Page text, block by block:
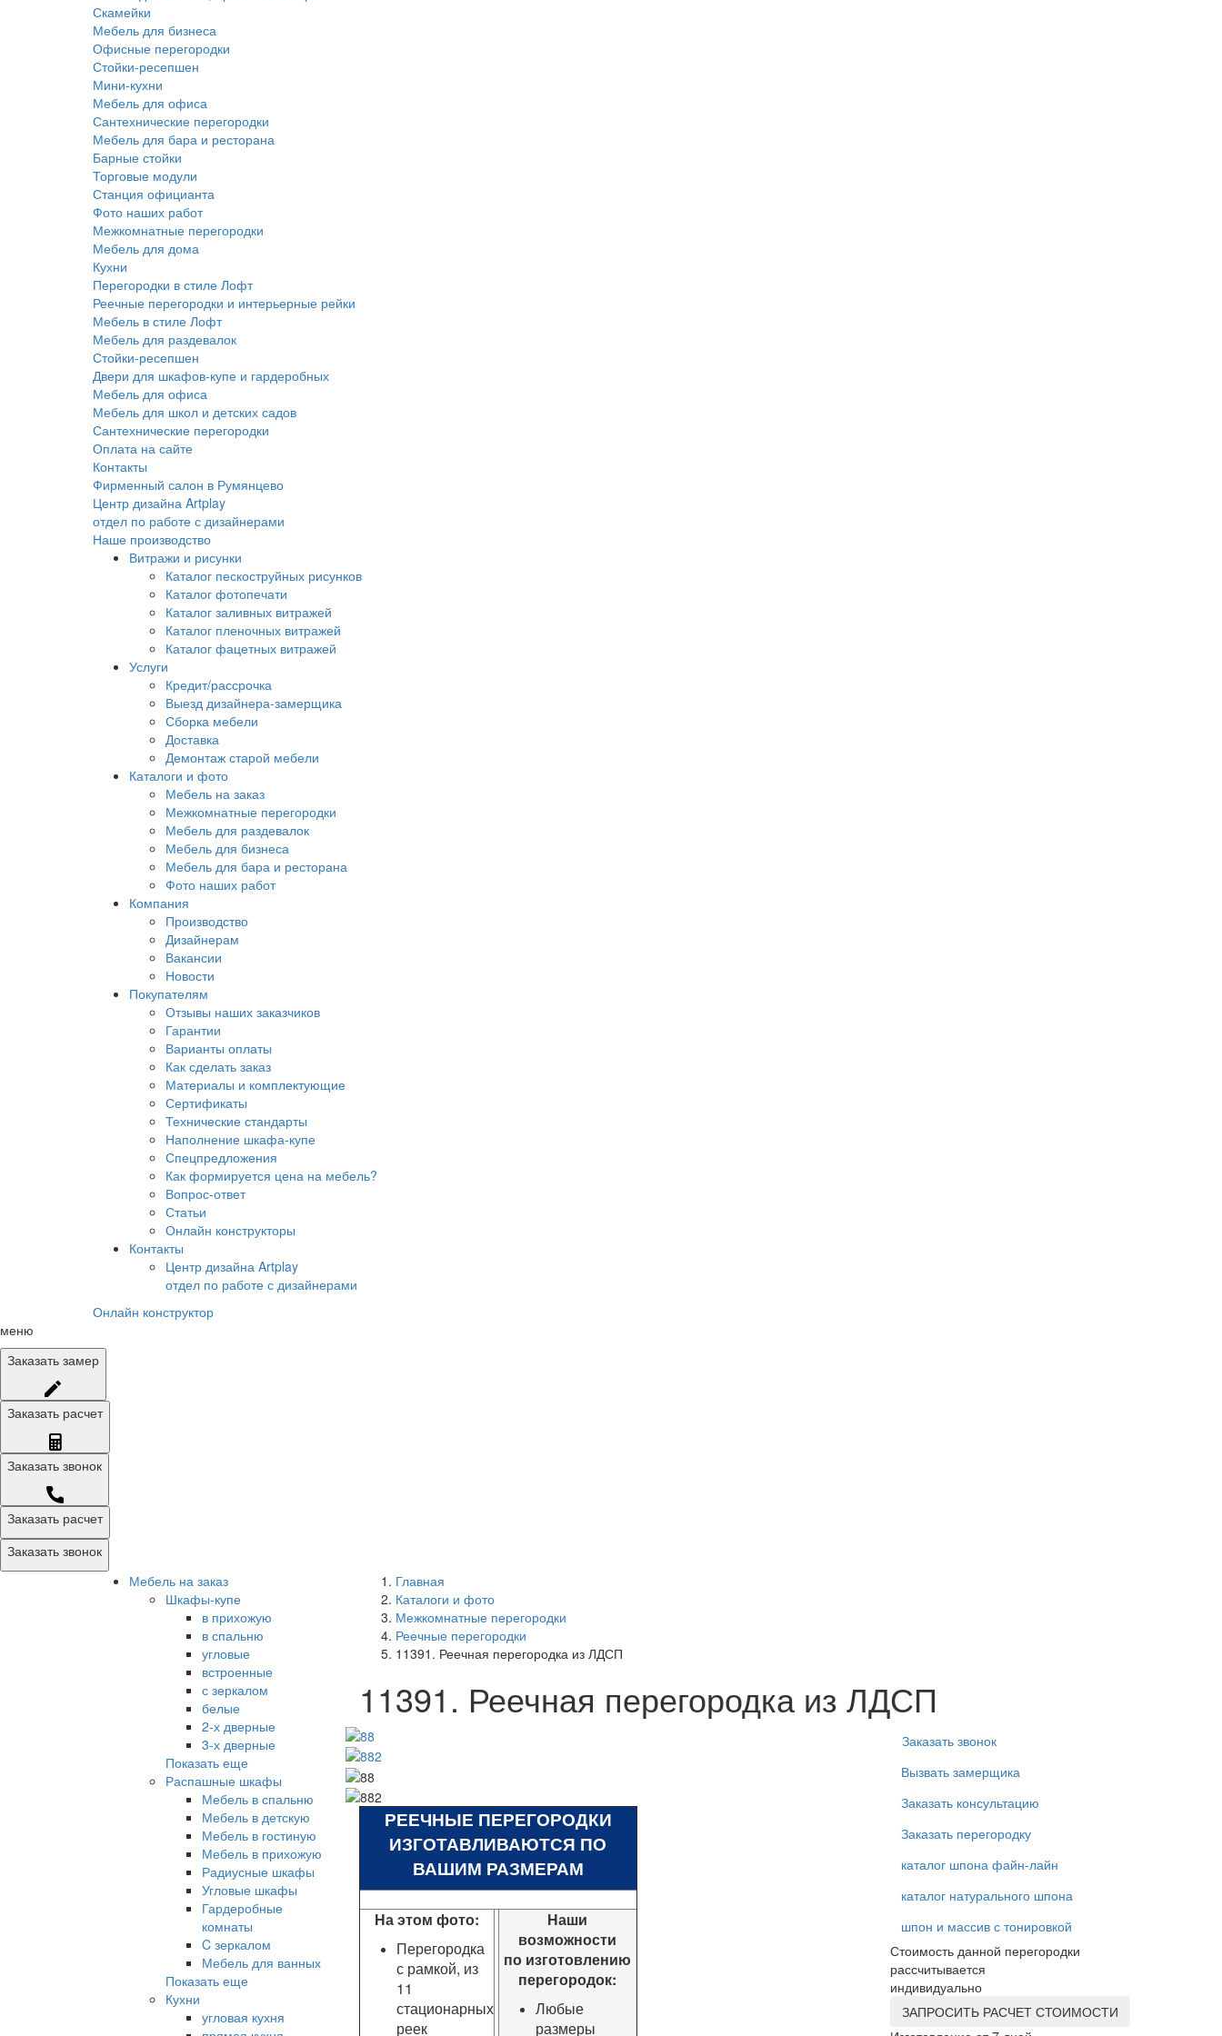
Скамейки
Мебель для бизнеса
Офисные перегородки
Стойки-ресепшен
Мини-кухни
Мебель для офиса
Сантехнические перегородки
Мебель для бара и ресторана
Барные стойки
Торговые модули
Станция официанта
Фото наших работ
Межкомнатные перегородки
Мебель для дома
Кухни
Перегородки в стиле Лофт
Реечные перегородки и интерьерные рейки
Мебель в стиле Лофт
Мебель для раздевалок
Стойки-ресепшен
Двери для шкафов-купе и гардеробных
Мебель для офиса
Мебель для школ и детских садов
Сантехнические перегородки
Оплата на сайте
Контакты
Фирменный салон в Румянцево
Центр дизайна Artplay
отдел по работе с дизайнерами
Наше производство
Витражи и рисунки
Каталог пескоструйных рисунков
Каталог фотопечати
Каталог заливных витражей
Каталог пленочных витражей
Каталог фацетных витражей
Услуги
Кредит/рассрочка
Выезд дизайнера-замерщика
Сборка мебели
Доставка
Демонтаж старой мебели
Каталоги и фото
Мебель на заказ
Межкомнатные перегородки
Мебель для раздевалок
Мебель для бизнеса
Мебель для бара и ресторана
Фото наших работ
Компания
Производство
Дизайнерам
Вакансии
Новости
Покупателям
Отзывы наших заказчиков
Гарантии
Варианты оплаты
Как сделать заказ
Материалы и комплектующие
Сертификаты
Технические стандарты
Наполнение шкафа-купе
Спецпредложения
Как формируется цена на мебель?
Вопрос-ответ
Статьи
Онлайн конструкторы
Контакты
Центр дизайна Artplay
отдел по работе с дизайнерами
Онлайн конструктор
меню
Заказать замер
Заказать расчет
Заказать звонок
Заказать расчет
Заказать звонок
Мебель на заказ
Шкафы-купе
в прихожую
в спальню
угловые
встроенные
с зеркалом
белые
2-х дверные
3-х дверные
Показать еще
Распашные шкафы
Мебель в спальню
Мебель в детскую
Мебель в гостиную
Мебель в прихожую
Радиусные шкафы
Угловые шкафы
Гардеробные
комнаты
C зеркалом
Мебель для ванных
Показать еще
Кухни
угловая кухня
Главная
Каталоги и фото
Межкомнатные перегородки
Реечные перегородки
11391. Реечная перегородка из ЛДСП
11391. Реечная перегородка из ЛДСП
РЕЕЧНЫЕ ПЕРЕГОРОДКИ
ИЗГОТАВЛИВАЮТСЯ ПО
ВАШИМ РАЗМЕРАМ
На этом фото:
Перегородка
с рамкой, из
11
стационарных
реек
Наши
возможности
по изготовлению
перегородок:
Любые
размеры
Заказать звонок
Вызвать замерщика
Заказать консультацию
Заказать перегородку
каталог шпона файн-лайн
каталог натурального шпона
шпон и массив с тонировкой
Стоимость данной перегородки
рассчитывается
индивидуально
ЗАПРОСИТЬ РАСЧЕТ СТОИМОСТИ